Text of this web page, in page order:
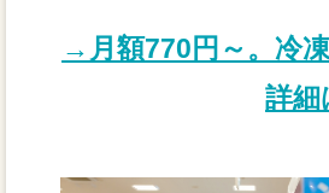
→月額770円～。冷
詳細